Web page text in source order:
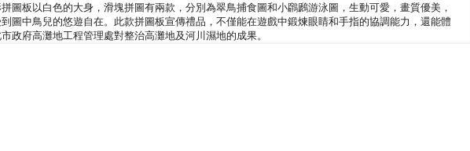
圖板以白色的大身，滑塊拼圖有兩款，分別為翠鳥捕食圖和小鸊鷉游泳圖，生動可愛，畫質優美，
圖中鳥兒的悠遊自在。此款拼圖板宣傳禮品，不僅能在遊戲中鍛煉眼睛和手指的協調能力，還能體
政府高灘地工程管理處對整治高灘地及河川濕地的成果。